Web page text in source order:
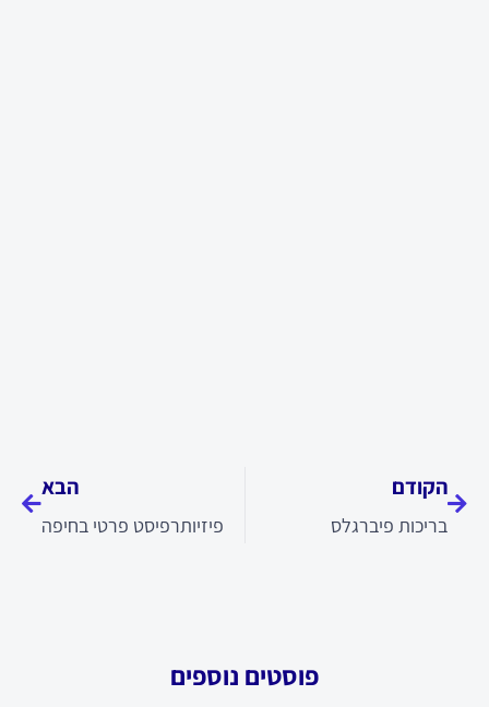
הקודם
בריכות פיברגלס
הבא
פיזיותרפיסט פרטי בחיפה
פוסטים נוספים